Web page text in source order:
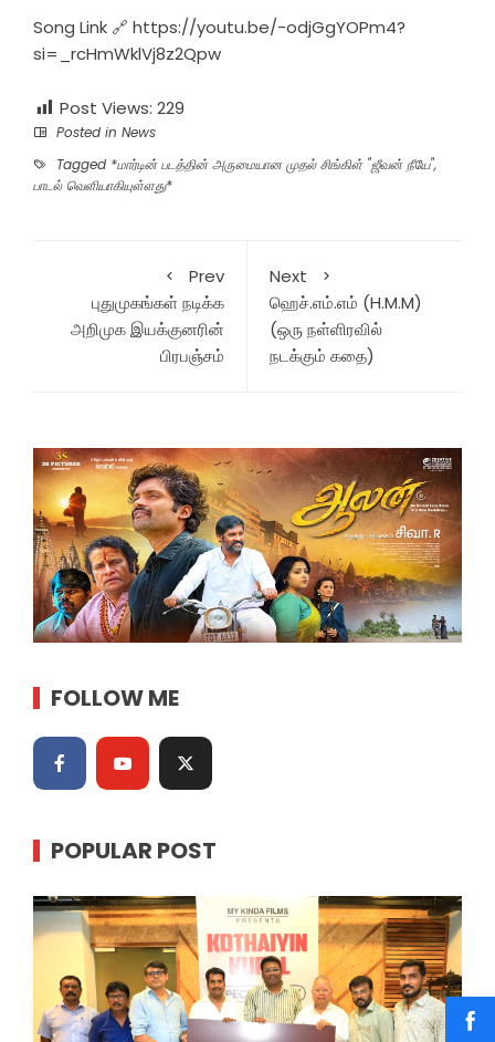
Song Link 🔗 https://youtu.be/-odjGgYOPm4?
si=_rcHmWklVj8z2Qpw
Post Views: 229
Posted in News
Tagged *மார்டின் படத்தின் அருமையான முதல் சிங்கிள் "ஜீவன் நீயே",
பாடல் வெளியாகியுள்ளது*
Prev
புதுமுகங்கள் நடிக்க
அறிமுக இயக்குனரின்
பிரபஞ்சம்
Next
ஹெச்.எம்.எம் (H.M.M)
(ஒரு நள்ளிரவில்
நடக்கும் கதை)
FOLLOW ME
POPULAR POST